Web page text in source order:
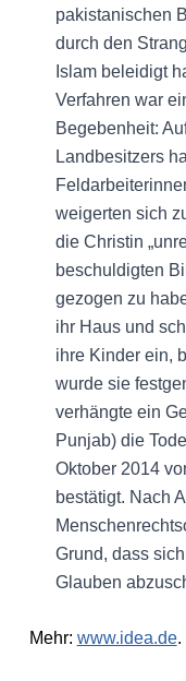
pakistanischen
durch den
Islam beleidigt
Verfahren war
Begebenheit:
Landbesitzers
weigerten sich
die Christin
beschuldigten
gezogen zu
ihr Haus und
ihre Kinder ein,
wurde sie
verhängte ein
Punjab) die
Oktober 2014
bestätigt. Nach
Grund, dass
Glauben
Mehr: www.idea.de.